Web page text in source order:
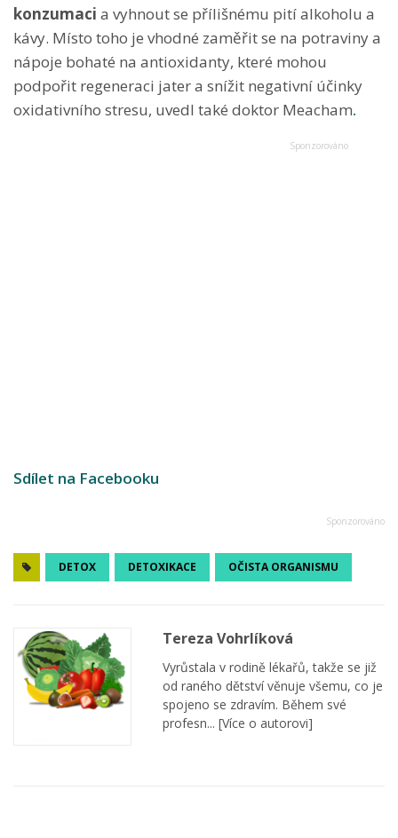
konzumaci a vyhnout se přílišnému pití alkoholu a
kávy. Místo toho je vhodné zaměřit se na potraviny a
nápoje bohaté na antioxidanty, které mohou
podpořit regeneraci jater a snížit negativní účinky
oxidativního stresu, uvedl také doktor Meacham.
Sdílet na Facebooku
DETOX DETOXIKACE OČISTA ORGANISMU
Tereza Vohrlíková
Vyrůstala v rodině lékařů, takže se již
od raného dětství věnuje všemu, co je
spojeno se zdravím. Během své
profesn... [Více o autorovi]